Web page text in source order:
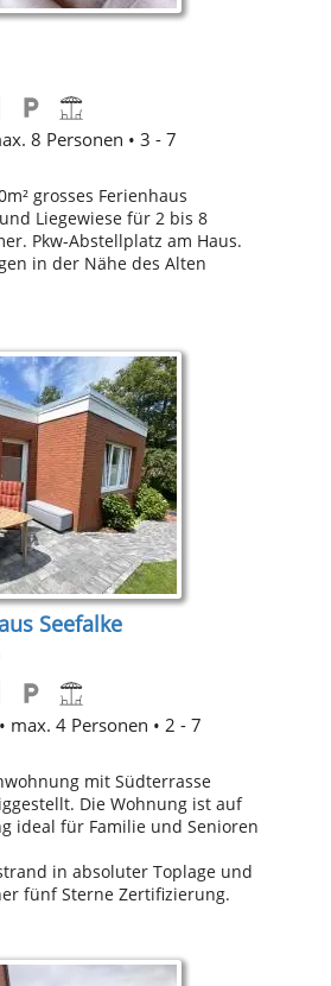
8 Personen • 3 - 7
grosses Ferienhaus
Liegewiese für 2 bis 8
Pkw-Abstellplatz am Haus.
in der Nähe des Alten
Seefalke
• max. 4 Personen • 2 - 7
mit Südterrasse
Die Wohnung ist auf
ideal für Familie und Senioren
in absoluter Toplage und
fünf Sterne Zertifizierung.